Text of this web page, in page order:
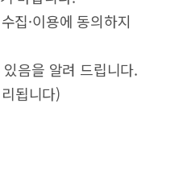
집·이용에 동의하지
음을 알려 드립니다.
됩니다)